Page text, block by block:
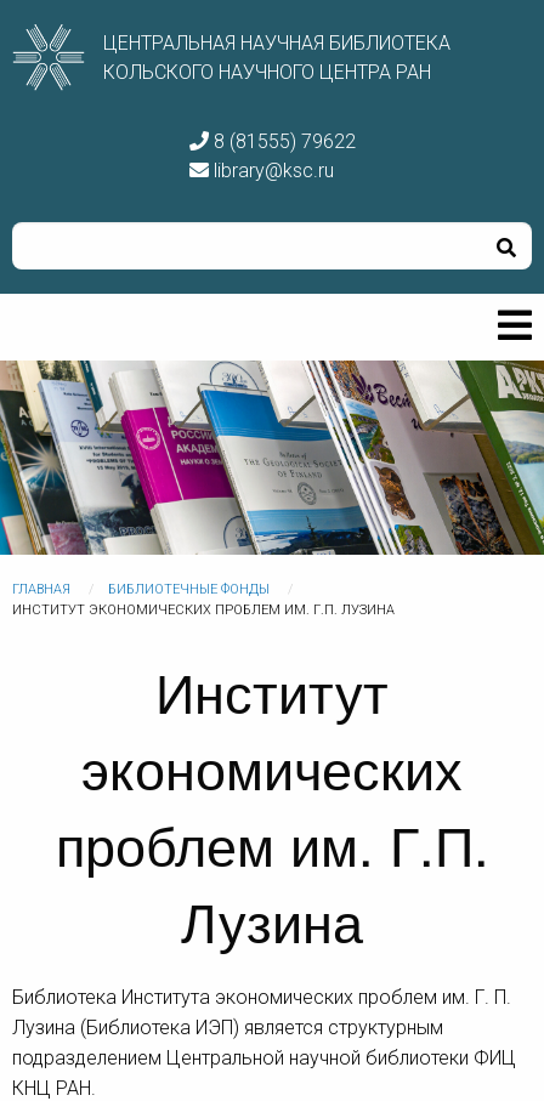
ЦЕНТРАЛЬНАЯ НАУЧНАЯ БИБЛИОТЕКА
КОЛЬСКОГО НАУЧНОГО ЦЕНТРА РАН
8 (81555) 79622
library@ksc.ru
ГЛАВНАЯ
БИБЛИОТЕЧНЫЕ ФОНДЫ
ИНСТИТУТ ЭКОНОМИЧЕСКИХ ПРОБЛЕМ ИМ. Г.П. ЛУЗИНА
Институт
экономических
проблем им. Г.П.
Лузина
Библиотека Института экономических проблем им. Г. П.
Лузина (Библиотека ИЭП) является структурным
подразделением Центральной научной библиотеки ФИЦ
КНЦ РАН.